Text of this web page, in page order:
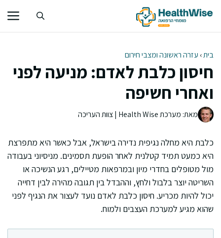
לתוכן
בית› עזרה ראשונה ומצבי חירום
חיסון כלבת לאדם: מניעה לפני
ואחרי חשיפה
מאת: מערכת Health Wise | צוות העריכה
כלבת היא מחלה נגיפית נדירה בישראל, אבל כאשר היא מתפרצת
היא כמעט תמיד קטלנית לאחר הופעת תסמינים. מניסיוני בעבודה
מול מטופלים בחדרי מיון ובמרפאות מטיילים, רגע הנשיכה או
השריטה יוצר בלבול ולחץ, וההבדל בין תגובה מהירה לבין דחייה
יכול להיות מכריע. חיסון כלבת לאדם נועד לעצור את הנגיף לפני
שהוא מגיע למערכת העצבים ולמוח.